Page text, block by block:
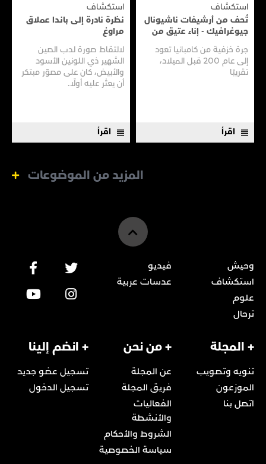
استكشاف
تُحف من أرشيفات ناشيونال
جيوغرافيك - إناء عتيق من
سفينـة عتيقـة
جرة خزفية من كامبانيا تعود
إلى عام 200 قبل الميلاد،
تقريبًا
اقرأ
استكشاف
نظرة نادرة إلى بانـدا عملاق
مراوغ
لالتقاط صورة لدب الصين
الشهير ذي اللونين الأسود
والأبيض، كان على مصوّر مبتكر
أن يعثر عليه أولًا.
اقرأ
المزيد من الموضوعات
وحيش
استكشاف
علوم
ترحال
فيديو
عدسات عربية
+ المجلة
تنويه وتصويب
الموزعون
اتصل بنا
+ من نحن
عن المجلة
فريق المجلة
الفعاليات
والأنشطة
الشروط والأحكام
سياسة الخصوصية
+ انضم إلينا
تسجيل عضو جديد
تسجيل الدخول